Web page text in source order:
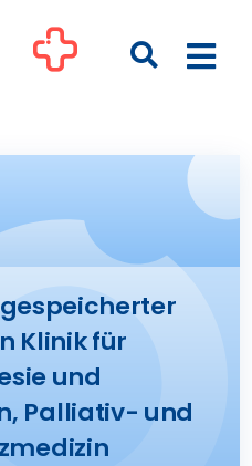
Klinik für
und
Palliativ- und